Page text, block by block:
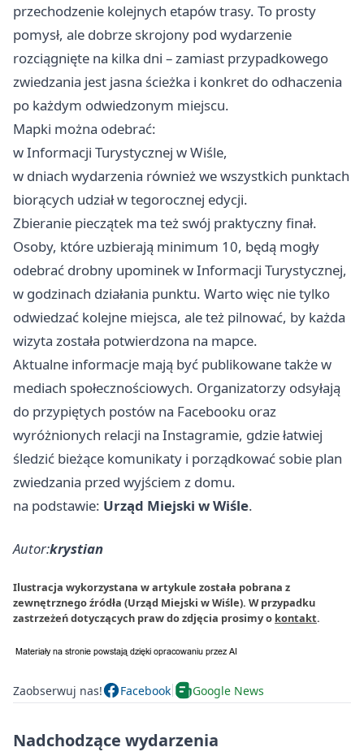
przechodzenie kolejnych etapów trasy. To prosty
pomysł, ale dobrze skrojony pod wydarzenie
rozciągnięte na kilka dni – zamiast przypadkowego
zwiedzania jest jasna ścieżka i konkret do odhaczenia
po każdym odwiedzonym miejscu.
Mapki można odebrać:
w Informacji Turystycznej w Wiśle,
w dniach wydarzenia również we wszystkich punktach
biorących udział w tegorocznej edycji.
Zbieranie pieczątek ma też swój praktyczny finał.
Osoby, które uzbierają minimum 10, będą mogły
odebrać drobny upominek w Informacji Turystycznej,
w godzinach działania punktu. Warto więc nie tylko
odwiedzać kolejne miejsca, ale też pilnować, by każda
wizyta została potwierdzona na mapce.
Aktualne informacje mają być publikowane także w
mediach społecznościowych. Organizatorzy odsyłają
do przypiętych postów na Facebooku oraz
wyróżnionych relacji na Instagramie, gdzie łatwiej
śledzić bieżące komunikaty i porządkować sobie plan
zwiedzania przed wyjściem z domu.
na podstawie: Urząd Miejski w Wiśle.
Autor:krystian
Ilustracja wykorzystana w artykule została pobrana z
zewnętrznego źródła (Urząd Miejski w Wiśle). W przypadku
zastrzeżeń dotyczących praw do zdjęcia prosimy o kontakt.
Zaobserwuj nas! Facebook Google News
Nadchodzące wydarzenia